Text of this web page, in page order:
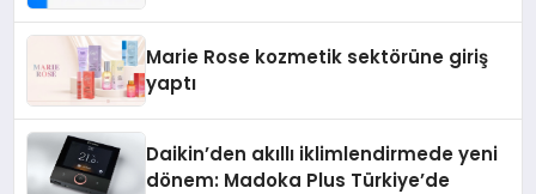
Marie Rose kozmetik sektörüne giriş
yaptı
Daikin’den akıllı iklimlendirmede yeni
dönem: Madoka Plus Türkiye’de